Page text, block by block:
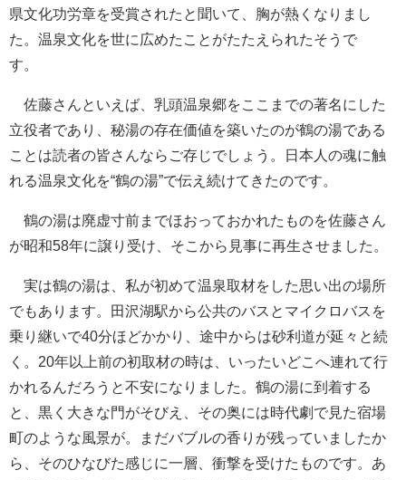
県文化功労章を受賞されたと聞いて、胸が熱くなりまし
た。温泉文化を世に広めたことがたたえられたそうで
す。
佐藤さんといえば、乳頭温泉郷をここまでの著名にした
立役者であり、秘湯の存在価値を築いたのが鶴の湯である
ことは読者の皆さんならご存じでしょう。日本人の魂に触
れる温泉文化を“鶴の湯”で伝え続けてきたのです。
鶴の湯は廃虚寸前までほおっておかれたものを佐藤さん
が昭和58年に譲り受け、そこから見事に再生させました。
実は鶴の湯は、私が初めて温泉取材をした思い出の場所
でもあります。田沢湖駅から公共のバスとマイクロバスを
乗り継いで40分ほどかかり、途中からは砂利道が延々と続
く。20年以上前の初取材の時は、いったいどこへ連れて行
かれるんだろうと不安になりました。鶴の湯に到着する
と、黒く大きな門がそびえ、その奥には時代劇で見た宿場
町のような風景が。まだバブルの香りが残っていましたか
ら、そのひなびた感じに一層、衝撃を受けたものです。あ